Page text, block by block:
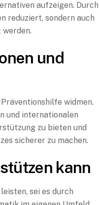
aufzeigen. Durch
reduziert, sondern auch
und
widmen.
und internationalen
zu bieten und
sicherer zu machen.
kann
sei es durch